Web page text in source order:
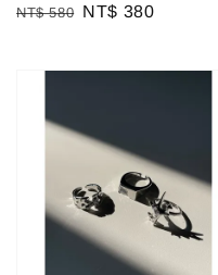
Regular
NT$ 580 Sale
NT$ 380